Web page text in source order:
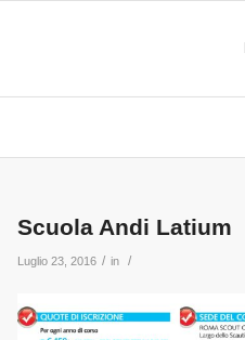
Scuola Andi Latium
Luglio 23, 2016 / in /